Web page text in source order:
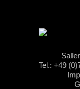
Tel.: +49